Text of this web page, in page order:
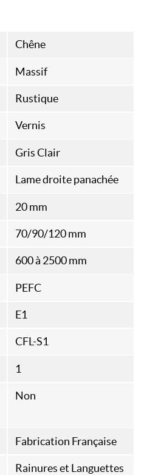
Chêne
Massif
Rustique
Vernis
Gris Clair
Lame droite panachée
20 mm
70/90/120 mm
600 à 2500 mm
PEFC
E1
CFL-S1
1
Non
Fabrication Française
Rainures et Languettes